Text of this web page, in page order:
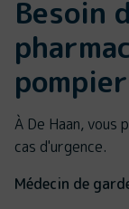
Besoin
À De Haan, vous
cas d'urgence.
Médecin de